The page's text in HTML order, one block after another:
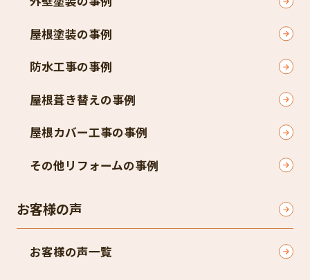
屋根塗装の事例
防水工事の事例
屋根葺き替えの事例
屋根カバー工事の事例
その他リフォームの事例
お客様の声
お客様の声一覧